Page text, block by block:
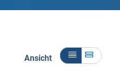
Ansicht